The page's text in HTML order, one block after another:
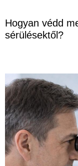
Hogyan védd
sérülésektől?